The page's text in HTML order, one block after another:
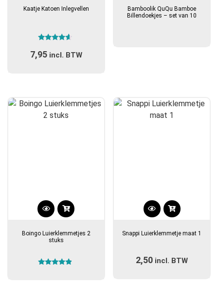
Kaatje Katoen Inlegvellen
4.40
uit 5
7,95 incl. BTW
Bamboolik QuQu Bamboe
Billendoekjes – set van 10
Boingo Luierklemmetjes 2
stuks
Dit
heeft
variaties.
Snappi Luierklemmetje maat 1
2,50 incl. BTW